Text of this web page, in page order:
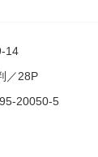
14
／28P
20050-5